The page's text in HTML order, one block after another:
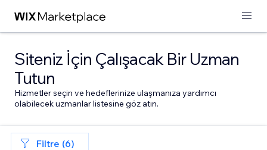
Siteniz İçin Çalışacak Bir Uzman
Tutun
Hizmetler seçin ve hedeflerinize ulaşmanıza yardımcı
olabilecek uzmanlar listesine göz atın.
Filtre (6)